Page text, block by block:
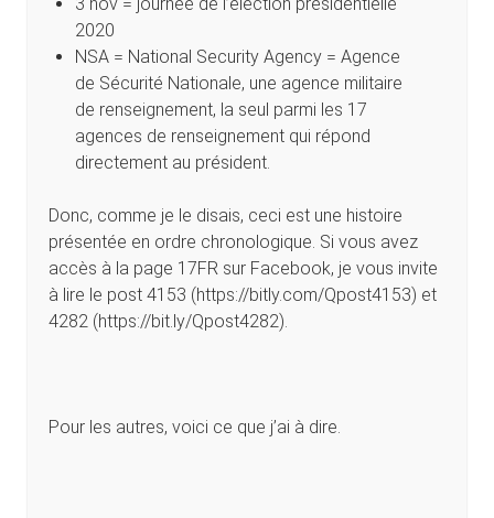
2020
NSA = National Security Agency = Agence
de Sécurité Nationale, une agence militaire
de renseignement, la seul parmi les 17
agences de renseignement qui répond
directement au président.
Donc, comme je le disais, ceci est une histoire
présentée en ordre chronologique. Si vous avez
accès à la page 17FR sur Facebook, je vous invite
à lire le post 4153 (https://bitly.com/Qpost4153) et
4282 (https://bit.ly/Qpost4282).
Pour les autres, voici ce que j’ai à dire.